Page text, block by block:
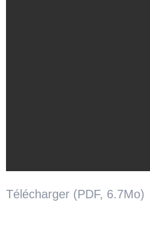
Télécharger (PDF, 6.7Mo)